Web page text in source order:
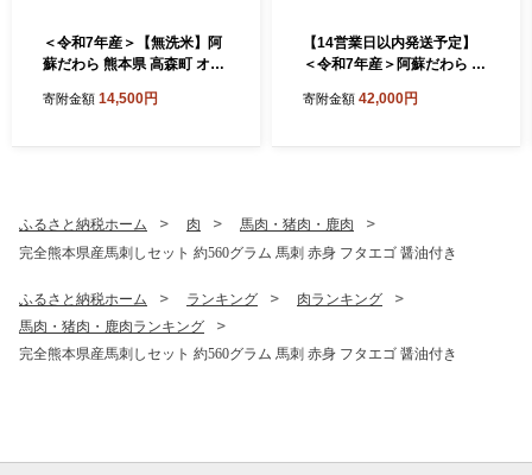
＜令和7年産＞【無洗米】阿
蘇だわら 熊本県 高森町 オリ
袋）
寄附金額 14,500円
【14営業日以内発送予定】
＜令和7年産＞阿蘇だわら 熊
30kg（5kg×6袋）お米 精米
寄附金額 42,000円
ふるさと納税ホーム 肉
馬肉・猪肉・鹿肉
完全熊本県産馬刺しセット 約560グラム 馬刺 赤身 フタエゴ 醤油付き
ふるさと納税ホーム ランキング
肉ランキング
馬肉・猪肉・鹿肉ランキング
完全熊本県産馬刺しセット 約560グラム 馬刺 赤身 フタエゴ 醤油付き